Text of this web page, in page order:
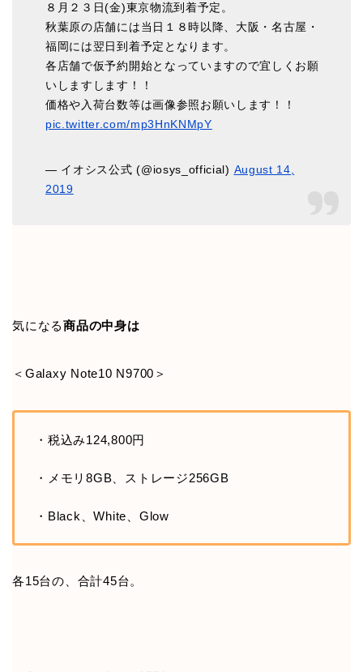
８月２３日(金)東京物流到着予定。
秋葉原の店舗には当日１８時以降、大阪・名古屋・
福岡には翌日到着予定となります。
各店舗で仮予約開始となっていますので宜しくお願
いしますします！！
価格や入荷台数等は画像参照お願いします！！
pic.twitter.com/mp3HnKNMpY
— イオシス公式 (@iosys_official) August 14,
2019
気になる商品の中身は
＜Galaxy Note10 N9700＞
・税込み124,800円
・メモリ8GB、ストレージ256GB
・Black、White、Glow
各15台の、合計45台。